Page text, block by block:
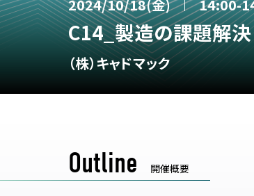
2024/10/18(金) 14:00-
C14_製造の課題解決
（株）キャドマック
Outline 開催概要